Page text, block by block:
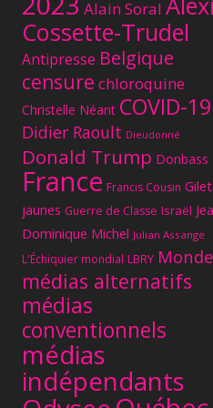
Alain Soral
Cossette-Trudel
Antipresse Belgique
censure chloroquine
Christelle Néant COVID-19
Didier Raoult Dieudonné
Donald Trump Donbass
France Francis Cousin
jaunes Guerre de Classe Israël
Dominique Michel Julian Assange
L'Échiquier mondial LBRY Monde
médias alternatifs
médias
conventionnels
médias
indépendants